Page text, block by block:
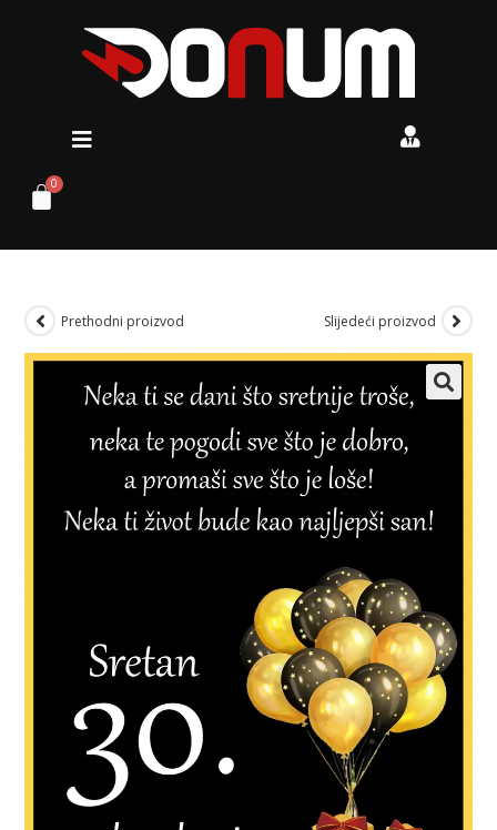
Prethodni proizvod Slijedeći proizvod